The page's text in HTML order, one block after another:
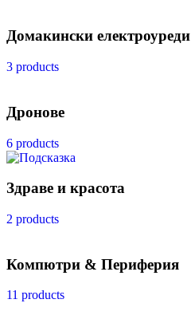
Домакински електроуреди
3 products
Дронове
6 products
Здраве и красота
2 products
Компютри & Периферия
11 products